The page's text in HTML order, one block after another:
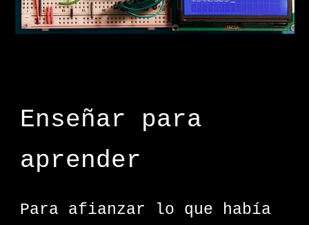
Enseñar para
aprender
Para afianzar lo que había